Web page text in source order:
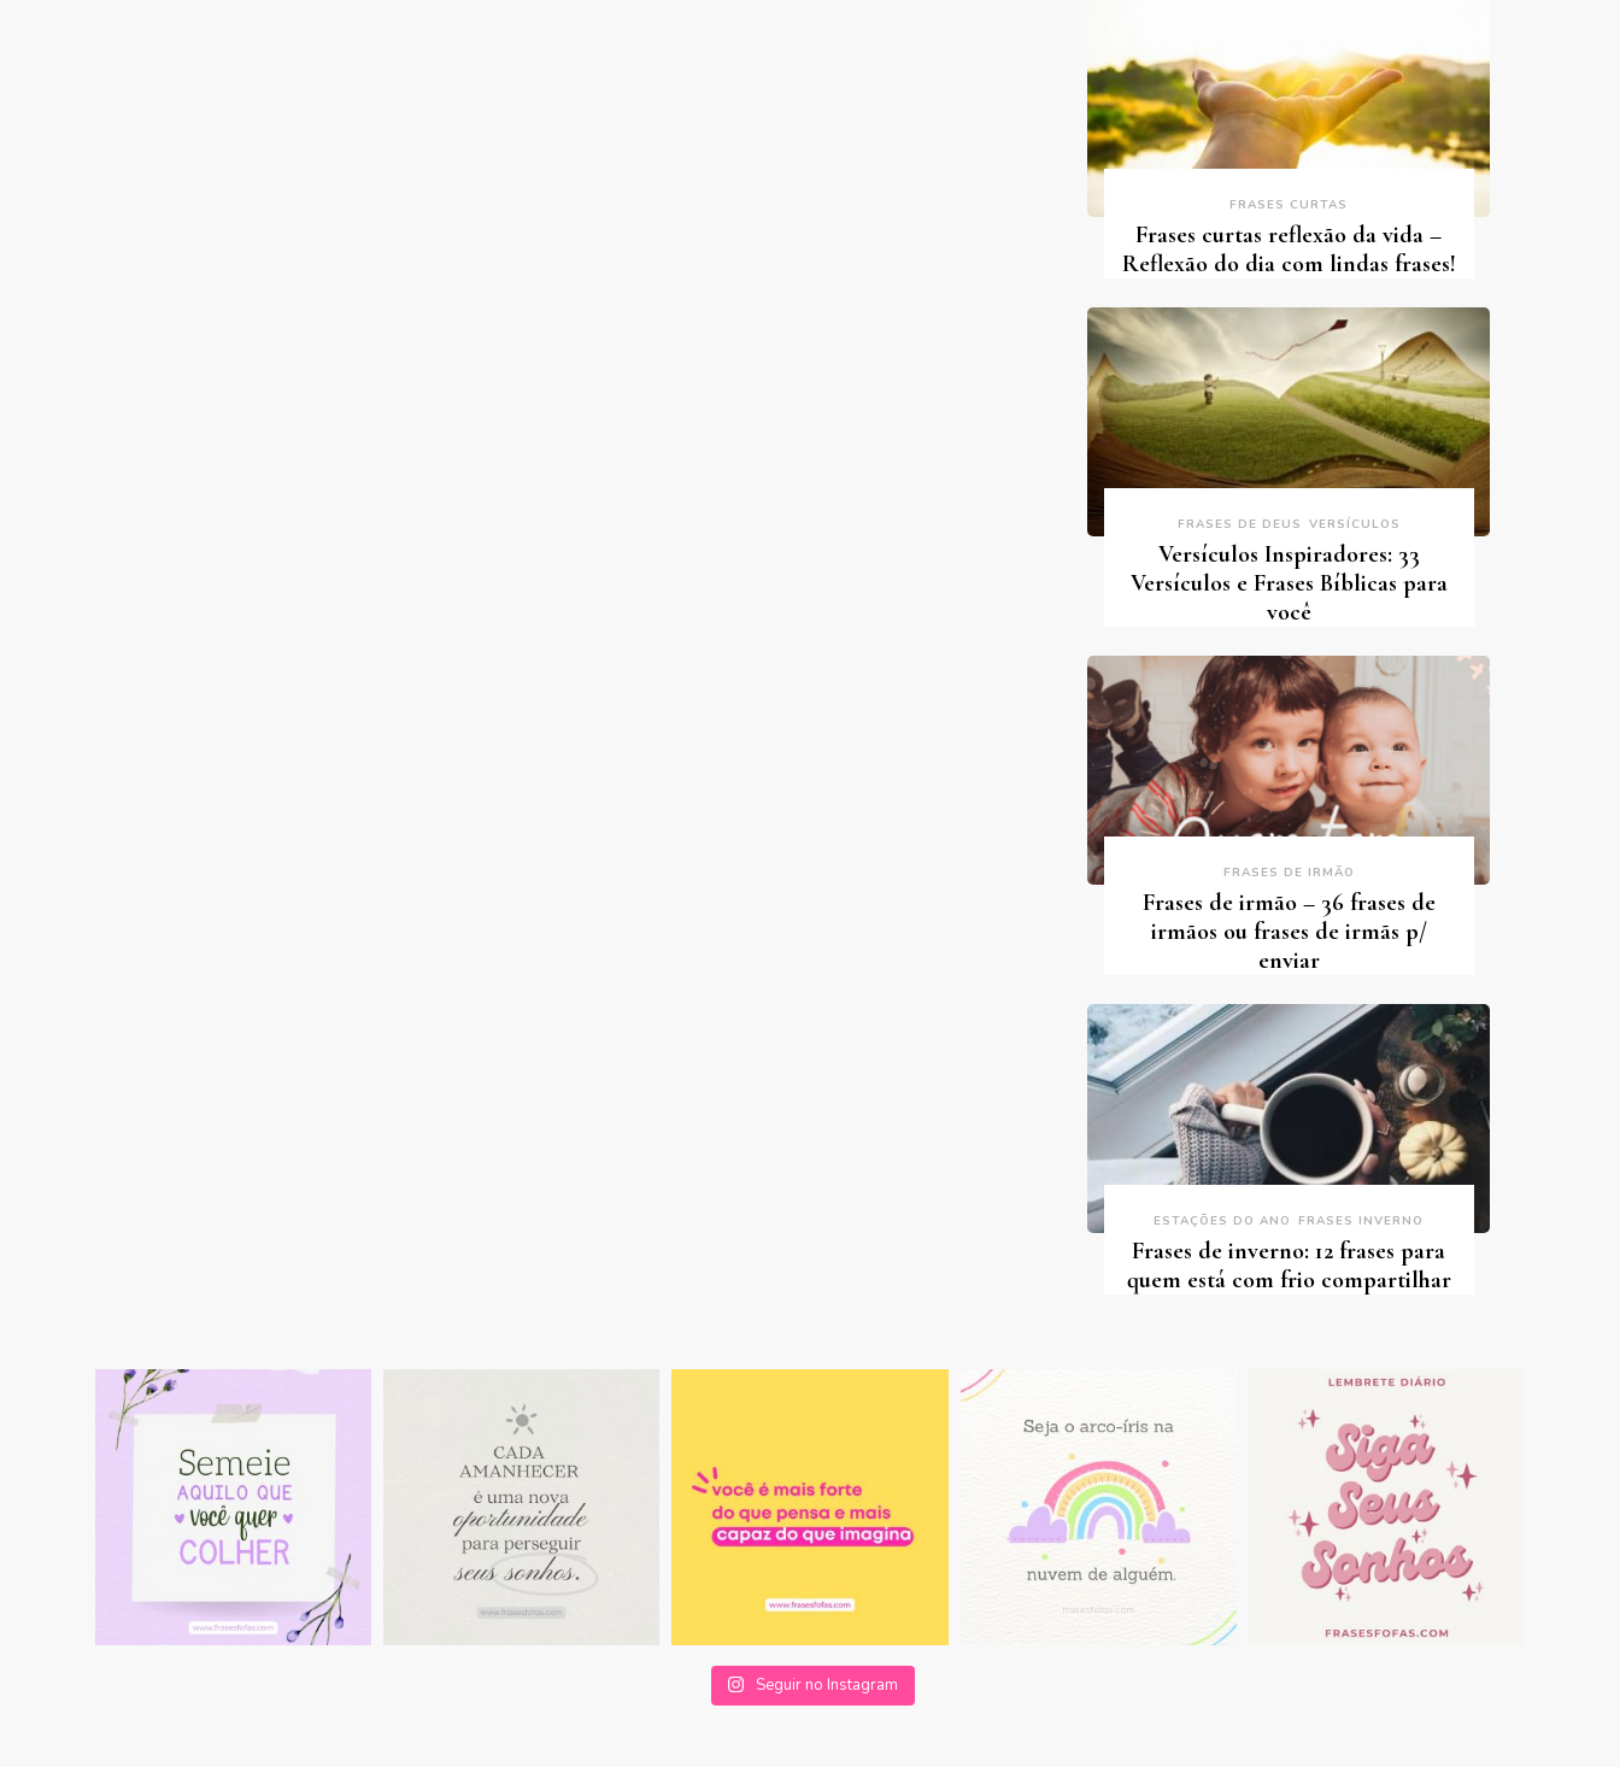
FRASES CURTAS
Frases curtas reflexão da vida –
Reflexão do dia com lindas frases!
FRASES DE DEUS VERSÍCULOS
Versículos Inspiradores: 33
Versículos e Frases Bíblicas para
você
FRASES DE IRMÃO
Frases de irmão – 36 frases de
irmãos ou frases de irmãs p/
enviar
ESTAÇÕES DO ANO FRASES INVERNO
Frases de inverno: 12 frases para
quem está com frio compartilhar
Seguir no Instagram